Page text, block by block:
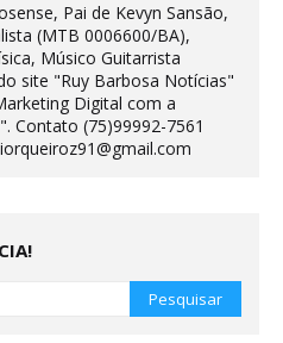
Pai de Kevyn Sansão,
(MTB 0006600/BA),
Músico Guitarrista
site "Ruy Barbosa Notícias"
Digital com a
Contato (75)99992-7561